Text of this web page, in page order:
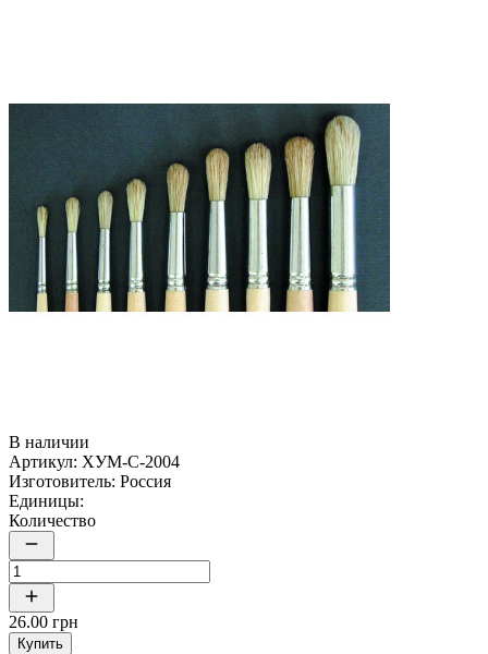
В наличии
Артикул: ХУМ-C-2004
Изготовитель: Россия
Единицы:
Количество
26.00 грн
Купить